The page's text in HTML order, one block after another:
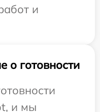
и
о готовности
и мы